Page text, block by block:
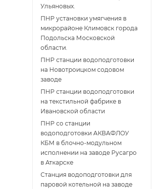
Ульяновых.
ПНР установки умягчения в
микрорайоне Климовск города
Подольска Московской
области.
ПНР станции водоподготовки
на Новотроицком содовом
заводе
ПНР станции водоподготовки
на текстильной фабрике в
Ивановской области
ПНР со станции
водоподготовки АКВАФЛОУ
КБМ в блочно-модульном
исполнении на заводе Русагро
в Аткарске
Станция водоподготовки для
паровой котельной на заводе